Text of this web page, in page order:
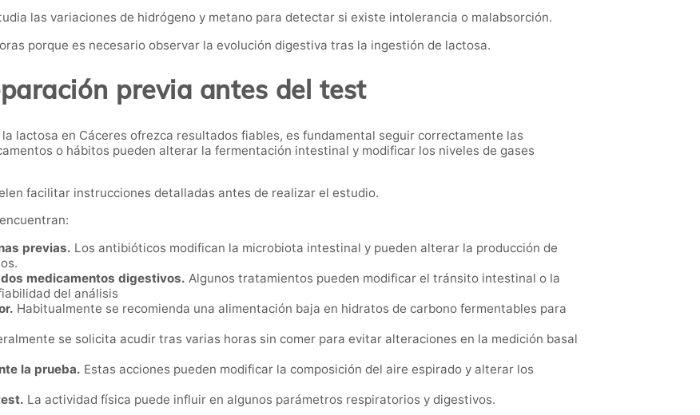
las variaciones de hidrógeno y metano para detectar si existe intolerancia o malabsorción.
porque es necesario observar la evolución digestiva tras la ingestión de lactosa.
previa antes del test
lactosa en Cáceres ofrezca resultados fiables, es fundamental seguir correctamente las
o hábitos pueden alterar la fermentación intestinal y modificar los niveles de gases
facilitar instrucciones detalladas antes de realizar el estudio.
previas. Los antibióticos modifican la microbiota intestinal y pueden alterar la producción de
medicamentos digestivos. Algunos tratamientos pueden modificar el tránsito intestinal o la
del análisis
Habitualmente se recomienda una alimentación baja en hidratos de carbono fermentables para
se solicita acudir tras varias horas sin comer para evitar alteraciones en la medición basal
la prueba. Estas acciones pueden modificar la composición del aire espirado y alterar los
La actividad física puede influir en algunos parámetros respiratorios y digestivos.